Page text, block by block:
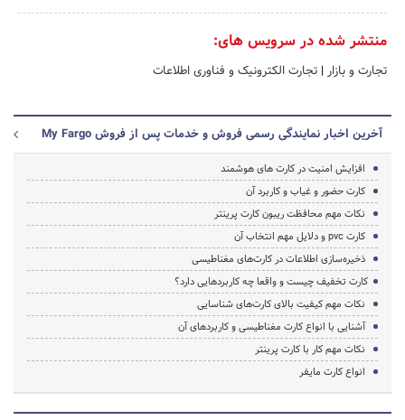
منتشر شده در سرویس های:
تجارت و بازار | تجارت الکترونیک و فناوری اطلاعات
آخرین اخبار نمایندگی رسمی فروش و خدمات پس از فروش My Fargo
افزایش امنیت در کارت های هوشمند
کارت حضور و غیاب و کاربرد آن
نکات مهم محافظت ریبون کارت پرینتر
کارت pvc و دلایل مهم انتخاب آن
ذخیره‌سازی اطلاعات در کارت‌های مغناطیسی
کارت تخفیف چیست و واقعا چه کاربردهایی دارد؟
نکات مهم کیفیت بالای کارت‌های شناسایی
آشنایی با انواع کارت مغناطیسی و کاربردهای آن
نکات مهم کار با کارت پرینتر
انواع کارت مایفر